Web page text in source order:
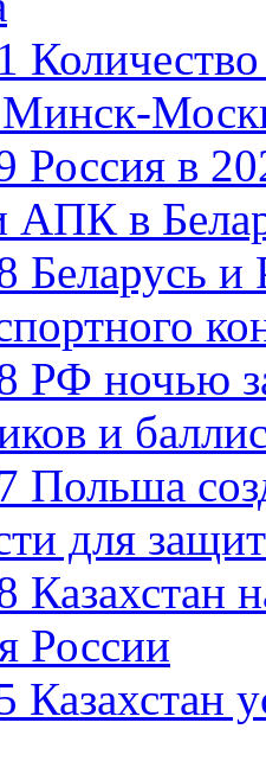
Россия в
АПК в
Беларусь и
РФ ночью
и
Польша
для
Казахстан
России
Казахстан